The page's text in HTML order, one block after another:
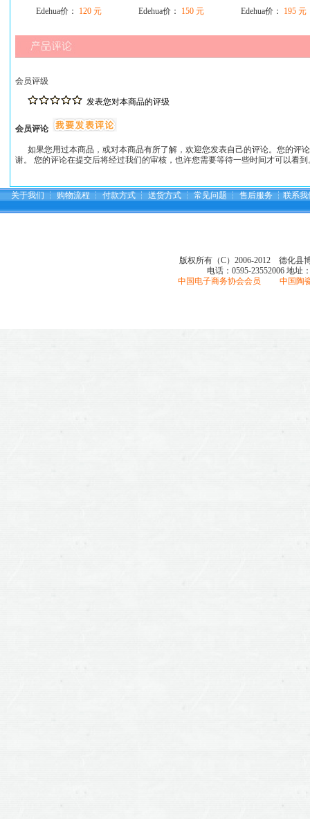
Edehua价：
120 元
Edehua价：
150 元
Edehua价：
195 元
会员评级
发表您对本商品的评级
会员评论
如果您用过本商品，或对本商品有所了解，欢迎您发表自己的评论。您的评
谢。 您的评论在提交后将经过我们的审核，也许您需要等待一些时间才可以看
关于我们 ┆ 购物流程 ┆ 付款方式 ┆ 送货方式 ┆ 常见问题 ┆ 售后服务 ┆ 联系我
版权所有（C）2006-2012 德化县
电话：0595-23552006 地址
中国电子商务协会会员 中国陶